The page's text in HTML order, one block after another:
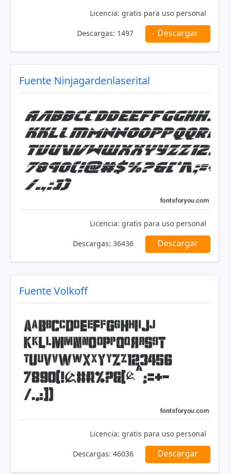
Licencia: gratis para uso personal
Descargas: 1497 Descargar
Fuente Ninjagardenlaserital
Licencia: gratis para uso personal
Descargas: 36436 Descargar
Fuente Volkoff
Licencia: gratis para uso personal
Descargas: 46036 Descargar